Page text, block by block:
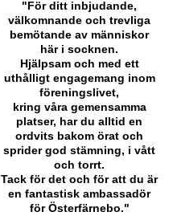
"För ditt inbjudande,
välkomnande och trevliga
bemötande av människor
här i socknen.
Hjälpsam och med ett
uthålligt engagemang inom
föreningslivet,
kring våra gemensamma
platser, har du alltid en
ordvits bakom örat och
sprider god stämning, i vått
och torrt.
Tack för det och för att du är
en fantastisk ambassadör
för Österfärnebo."